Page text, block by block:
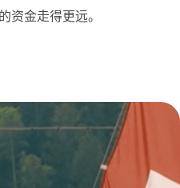
资金走得更远。